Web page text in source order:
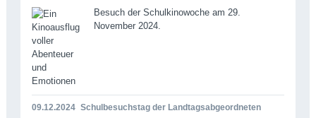
Besuch der Schulkinowoche am 29.
November 2024.
09.12.2024 Schulbesuchstag der Landtagsabgeordneten